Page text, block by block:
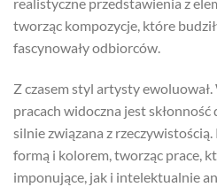
realistyczne przedstawienia z
tworząc kompozycje, które
fascynowały odbiorców.
Z czasem styl artysty
pracach widoczna jest
silnie związana z
formą i kolorem, tworząc prace,
imponujące, jak i intelektualnie